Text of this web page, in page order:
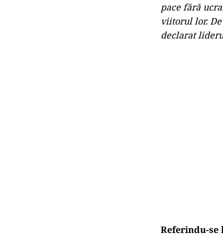
pace fără
viitorul lor. De
declarat
Referindu-se